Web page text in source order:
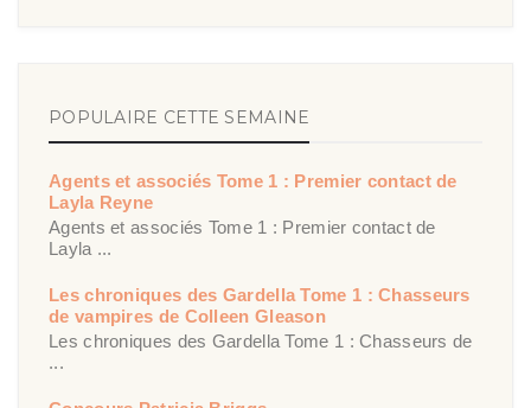
POPULAIRE CETTE SEMAINE
Agents et associés Tome 1 : Premier contact de
Layla Reyne
Agents et associés Tome 1 : Premier contact de
Layla ...
Les chroniques des Gardella Tome 1 : Chasseurs
de vampires de Colleen Gleason
Les chroniques des Gardella Tome 1 : Chasseurs de
...